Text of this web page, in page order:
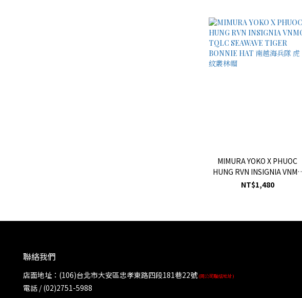
MIMURA YOKO X PHUOC
HUNG RVN INSIGNIA VNMC
TQLC SEAWAVE TIGER
NT$1,480
聯絡我們
店面地址：(106)台北市大安區忠孝東路四段181巷22號(同公司聯絡地址)
電話 / (02)2751-5988